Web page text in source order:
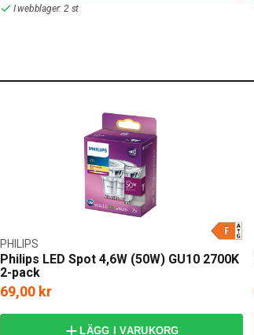
I webblager: 2 st
Philips LED Spot 4,6W (50W) GU10 2700K
2-pack
PHILIPS
69,00 kr
LÄGG I VARUKORG